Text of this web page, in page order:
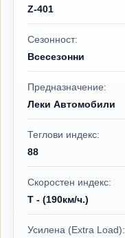
Z-401
Сезонност:
Всесезонни
Предназначение:
Леки Автомобили
Теглови индекс:
88
Скоростен индекс:
T - (190км/ч.)
Усилена (Extra Load):